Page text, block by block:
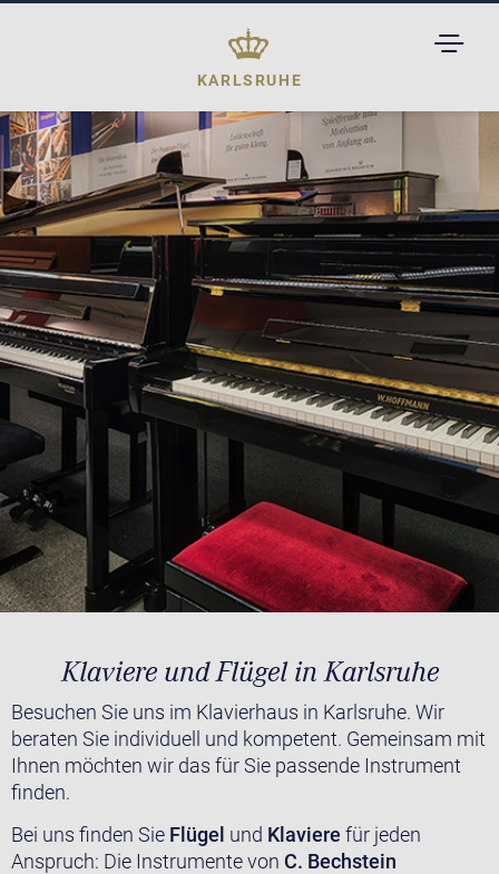
KARLSRUHE
Klaviere und Flügel in Karlsruhe
Besuchen Sie uns im Klavierhaus in Karlsruhe. Wir
beraten Sie individuell und kompetent. Gemeinsam mit
Ihnen möchten wir das für Sie passende Instrument
finden.
Bei uns finden Sie Flügel und Klaviere für jeden
Anspruch: Die Instrumente von C. Bechstein